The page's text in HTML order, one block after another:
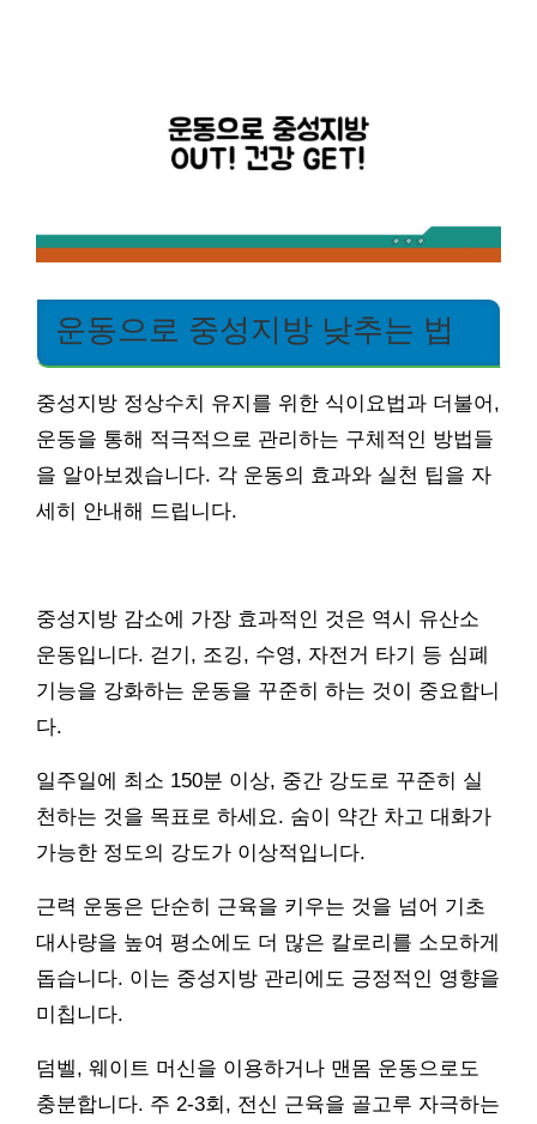
운동으로 중성지방 낮추는 법
중성지방 정상수치 유지를 위한 식이요법과 더불어,
운동을 통해 적극적으로 관리하는 구체적인 방법들
을 알아보겠습니다. 각 운동의 효과와 실천 팁을 자
세히 안내해 드립니다.
중성지방 감소에 가장 효과적인 것은 역시 유산소
운동입니다. 걷기, 조깅, 수영, 자전거 타기 등 심폐
기능을 강화하는 운동을 꾸준히 하는 것이 중요합니
다.
일주일에 최소 150분 이상, 중간 강도로 꾸준히 실
천하는 것을 목표로 하세요. 숨이 약간 차고 대화가
가능한 정도의 강도가 이상적입니다.
근력 운동은 단순히 근육을 키우는 것을 넘어 기초
대사량을 높여 평소에도 더 많은 칼로리를 소모하게
돕습니다. 이는 중성지방 관리에도 긍정적인 영향을
미칩니다.
덤벨, 웨이트 머신을 이용하거나 맨몸 운동으로도
충분합니다. 주 2-3회, 전신 근육을 골고루 자극하는